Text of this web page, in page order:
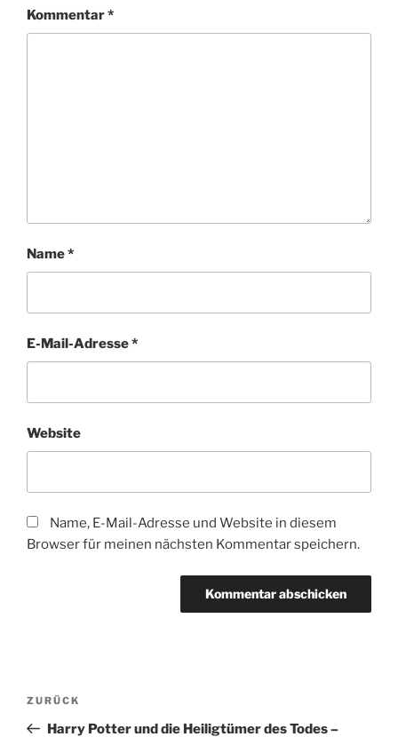
Kommentar*
Name*
E-Mail-Adresse*
Website
Name, E-Mail-Adresse und Website in diesem
Browser für meinen nächsten Kommentar speichern.
Beitragsnavigation
Vorheriger
Beitrag
ZURÜCK
Harry Potter und die Heiligtümer des Todes –